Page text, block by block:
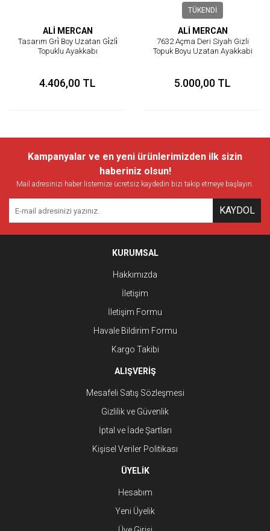
ALİ MERCAN
Tasarım Gri̇ Boy Uzatan Gi̇zli̇
Topuklu Ayakkabı
4.406,00 TL
TÜKENDİ
ALİ MERCAN
7632 Açma Deri Siyah Gizli
Topuk Boyu Uzatan Ayakkabi
5.000,00 TL
Kampanyalar ve en yeni ürünlerimizden ilk sizin
haberiniz olsun!
Mail adresinizi haber listemize ücretsiz kaydedin bizi takip etmeye başlayın.
KAYDOL
KURUMSAL
Hakkımızda
İletişim
İletişim Formu
Havale Bildirim Formu
Kargo Takibi
ALIŞVERİŞ
Mesafeli Satış Sözleşmesi
Gizlilik ve Güvenlik
İptal ve İade Şartları
Kişisel Veriler Politikası
ÜYELİK
Hesabım
Yeni Üyelik